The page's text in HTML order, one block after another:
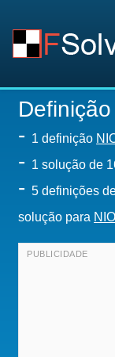
- 1 definição
- 1 solução de
- 5 definições
solução para